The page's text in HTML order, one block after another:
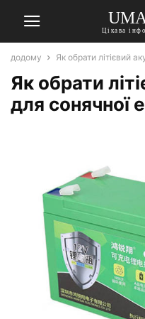
Цікава
додому Як обрати літієвий
Як обрати
для сонячної